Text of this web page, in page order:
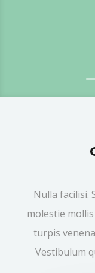
Nulla facilisi.
molestie
turpis
Vestibulum